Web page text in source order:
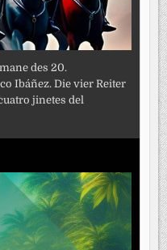
des 20.
Ibáñez. Die vier Reiter
jinetes del